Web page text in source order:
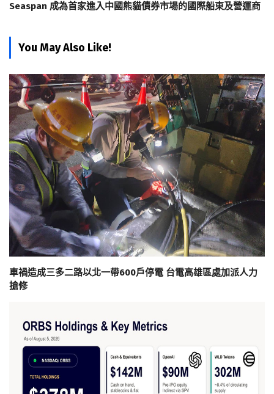
Seaspan 成為首家進入中國熊貓債券市場的國際船東及營運商
You May Also Like!
車禍造成三多二路以北一帶600戶停電 台電高雄區處加派人力
搶修